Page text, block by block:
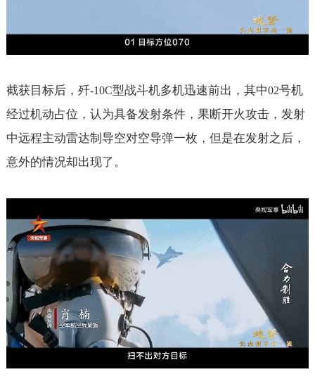
截获目标后，歼-10C型战斗机多机迅速前出，其中02号机
经过机动占位，认为具备发射条件，果断开火攻击，发射
中远程主动雷达制导空对空导弹一枚，但是在发射之后，
意外的情况却出现了。